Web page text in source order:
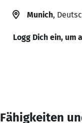
Munich,
Logg Dich ein, um
Fähigkeiten